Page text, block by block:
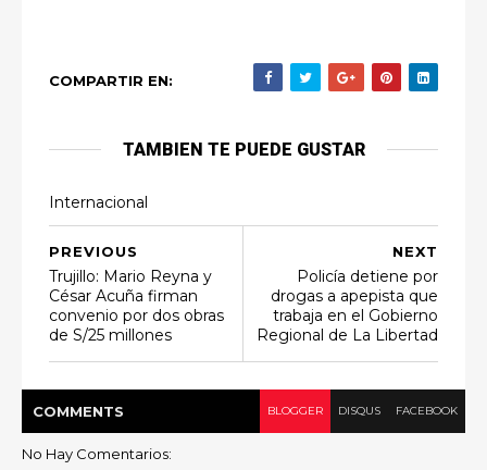
COMPARTIR EN:
TAMBIEN TE PUEDE GUSTAR
Internacional
NEXT
Policía detiene por
drogas a apepista que
trabaja en el Gobierno
Regional de La Libertad
PREVIOUS
Trujillo: Mario Reyna y
César Acuña firman
convenio por dos obras
de S/25 millones
COMMENTS BLOGGER DISQUS FACEBOOK
No Hay Comentarios: